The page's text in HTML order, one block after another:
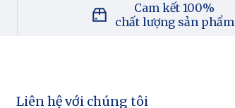
Cam kết 100%
chất lượng sản phẩm
Liên hệ với chúng tôi